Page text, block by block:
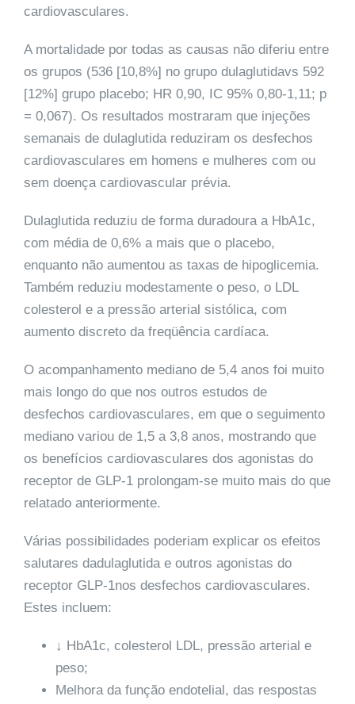
cardiovasculares.
A mortalidade por todas as causas não diferiu entre
os grupos (536 [10,8%] no grupo dulaglutidavs 592
[12%] grupo placebo; HR 0,90, IC 95% 0,80-1,11; p
= 0,067). Os resultados mostraram que injeções
semanais de dulaglutida reduziram os desfechos
cardiovasculares em homens e mulheres com ou
sem doença cardiovascular prévia.
Dulaglutida reduziu de forma duradoura a HbA1c,
com média de 0,6% a mais que o placebo,
enquanto não aumentou as taxas de hipoglicemia.
Também reduziu modestamente o peso, o LDL
colesterol e a pressão arterial sistólica, com
aumento discreto da freqüência cardíaca.
O acompanhamento mediano de 5,4 anos foi muito
mais longo do que nos outros estudos de
desfechos cardiovasculares, em que o seguimento
mediano variou de 1,5 a 3,8 anos, mostrando que
os benefícios cardiovasculares dos agonistas do
receptor de GLP-1 prolongam-se muito mais do que
relatado anteriormente.
Várias possibilidades poderiam explicar os efeitos
salutares dadulaglutida e outros agonistas do
receptor GLP-1nos desfechos cardiovasculares.
Estes incluem:
↓ HbA1c, colesterol LDL, pressão arterial e
peso;
Melhora da função endotelial, das respostas